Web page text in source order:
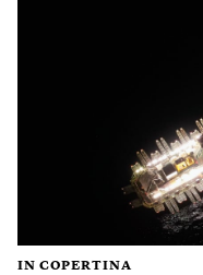
IN COPERTINA